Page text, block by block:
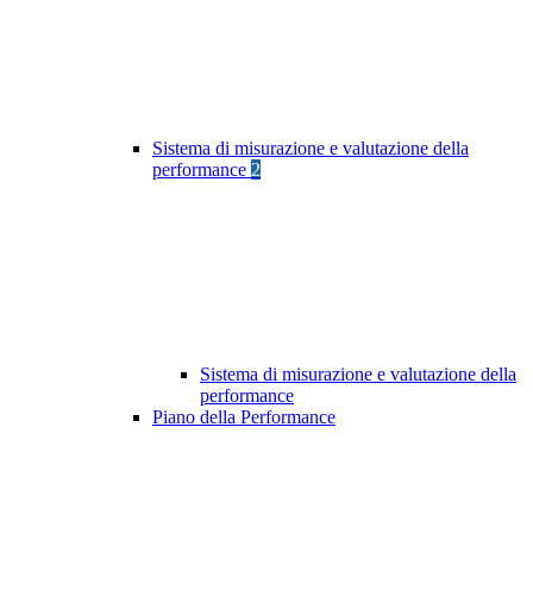
Sistema di misurazione e valutazione della
performance 2
Sistema di misurazione e valutazione della
performance
Piano della Performance